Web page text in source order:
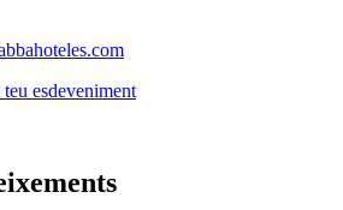
esdeveniment